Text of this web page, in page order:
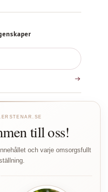
till oss!
och varje omsorgsfullt